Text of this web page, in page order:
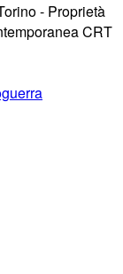
- Proprietà
CRT